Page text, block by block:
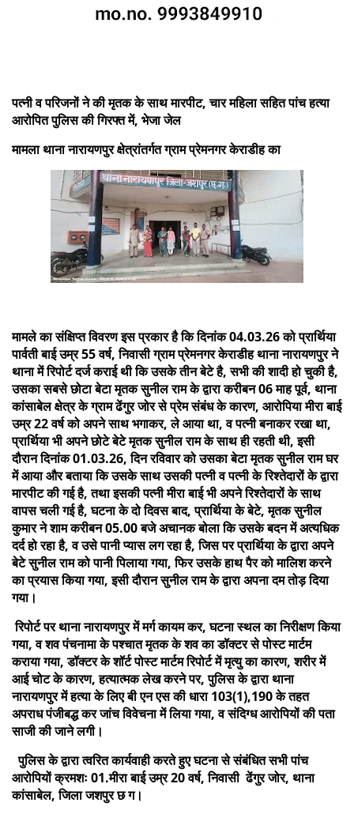
पत्नी व परिजनों ने की मृतक के साथ मारपीट, चार महिला सहित पांच हत्या
आरोपित पुलिस की गिरफ्त में, भेजा जेल
मामला थाना नारायणपुर क्षेत्रांतर्गत ग्राम प्रेमनगर केराडीह का
मामले का संक्षिप्त विवरण इस प्रकार है कि दिनांक 04.03.26 को प्रार्थिया
पार्वती बाई उम्र 55 वर्ष, निवासी ग्राम प्रेमनगर केराडीह थाना नारायणपुर ने
थाना में रिपोर्ट दर्ज कराई थी कि उसके तीन बेटे है, सभी की शादी हो चुकी है,
उसका सबसे छोटा बेटा मृतक सुनील राम के द्वारा करीबन 06 माह पूर्व, थाना
कांसाबेल क्षेत्र के ग्राम ढेंगुर जोर से प्रेम संबंध के कारण, आरोपिया मीरा बाई
उम्र 22 वर्ष को अपने साथ भगाकर, ले आया था, व पत्नी बनाकर रखा था,
प्रार्थिया भी अपने छोटे बेटे मृतक सुनील राम के साथ ही रहती थी, इसी
दौरान दिनांक 01.03.26, दिन रविवार को उसका बेटा मृतक सुनील राम घर
में आया और बताया कि उसके साथ उसकी पत्नी व पत्नी के रिश्तेदारों के द्वारा
मारपीट की गई है, तथा इसकी पत्नी मीरा बाई भी अपने रिश्तेदारों के साथ
वापस चली गई है, घटना के दो दिवस बाद, प्रार्थिया के बेटे, मृतक सुनील
कुमार ने शाम करीबन 05.00 बजे अचानक बोला कि उसके बदन में अत्यधिक
दर्द हो रहा है, व उसे पानी प्यास लग रहा है, जिस पर प्रार्थिया के द्वारा अपने
बेटे सुनील राम को पानी पिलाया गया, फिर उसके हाथ पैर को मालिश करने
का प्रयास किया गया, इसी दौरान सुनील राम के द्वारा अपना दम तोड़ दिया
गया।
रिपोर्ट पर थाना नारायणपुर में मर्ग कायम कर, घटना स्थल का निरीक्षण किया
गया, व शव पंचनामा के पश्चात मृतक के शव का डॉक्टर से पोस्ट मार्टम
कराया गया, डॉक्टर के शॉर्ट पोस्ट मार्टम रिपोर्ट में मृत्यु का कारण, शरीर में
आई चोट के कारण, हत्यात्मक लेख करने पर, पुलिस के द्वारा थाना
नारायणपुर में हत्या के लिए बी एन एस की धारा 103(1),190 के तहत
अपराध पंजीबद्ध कर जांच विवेचना में लिया गया, व संदिग्ध आरोपियों की पता
साजी की जाने लगी।
पुलिस के द्वारा त्वरित कार्यवाही करते हुए घटना से संबंधित सभी पांच
आरोपियों क्रमशः 01.मीरा बाई उम्र 20 वर्ष, निवासी ढेंगुर जोर, थाना
कांसाबेल, जिला जशपुर छ ग।